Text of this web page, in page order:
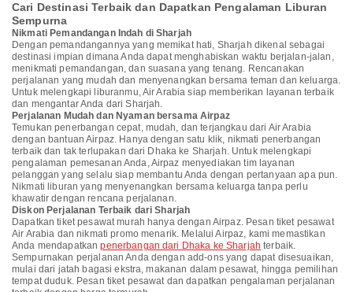
Cari Destinasi Terbaik dan Dapatkan Pengalaman Liburan
Sempurna
Nikmati Pemandangan Indah di Sharjah
Dengan pemandangannya yang memikat hati, Sharjah dikenal sebagai
destinasi impian dimana Anda dapat menghabiskan waktu berjalan-jalan,
menikmati pemandangan, dan suasana yang tenang. Rencanakan
perjalanan yang mudah dan menyenangkan bersama teman dan keluarga.
Untuk melengkapi liburanmu, Air Arabia siap memberikan layanan terbaik
dan mengantar Anda dari Sharjah.
Perjalanan Mudah dan Nyaman bersama Airpaz
Temukan penerbangan cepat, mudah, dan terjangkau dari Air Arabia
dengan bantuan Airpaz. Hanya dengan satu klik, nikmati penerbangan
terbaik dan tak terlupakan dari Dhaka ke Sharjah. Untuk melengkapi
pengalaman pemesanan Anda, Airpaz menyediakan tim layanan
pelanggan yang selalu siap membantu Anda dengan pertanyaan apa pun.
Nikmati liburan yang menyenangkan bersama keluarga tanpa perlu
khawatir dengan rencana perjalanan.
Diskon Perjalanan Terbaik dari Sharjah
Dapatkan tiket pesawat murah hanya dengan Airpaz. Pesan tiket pesawat
Air Arabia dan nikmati promo menarik. Melalui Airpaz, kami memastikan
Anda mendapatkanpenerbangan dari Dhaka ke Sharjah terbaik.
Sempurnakan perjalanan Anda dengan add-ons yang dapat disesuaikan,
mulai dari jatah bagasi ekstra, makanan dalam pesawat, hingga pemilihan
tempat duduk. Pesan tiket pesawat dan dapatkan pengalaman perjalanan